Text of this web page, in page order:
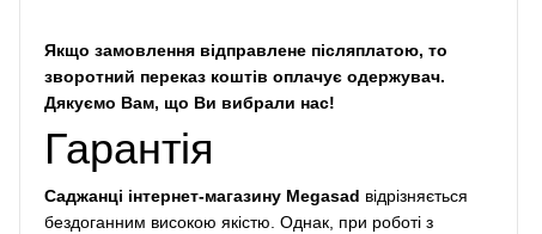
Якщо замовлення відправлене післяплатою, то
зворотний переказ коштів оплачує одержувач.
Дякуємо Вам, що Ви вибрали нас!
Гарантія
Саджанці інтернет-магазину Megasad відрізняється
бездоганним високою якістю. Однак, при роботі з